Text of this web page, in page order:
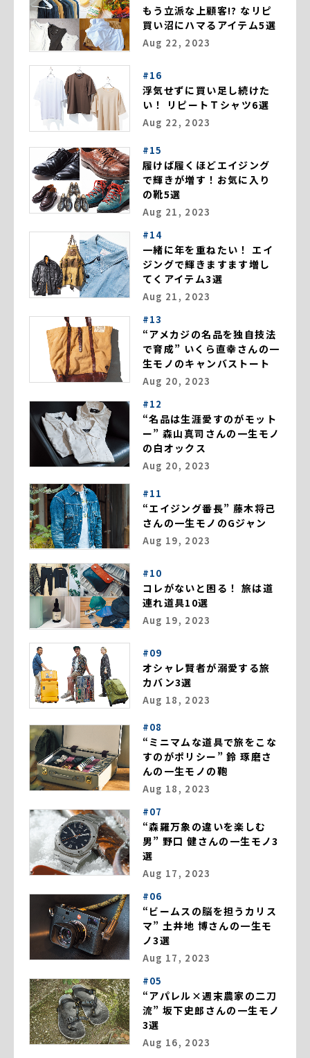
もう立派な上顧客!? なリピ
買い沼にハマるアイテム5選
Aug 22, 2023
#16
浮気せずに買い足し続けた
い！ リピートＴシャツ6選
Aug 22, 2023
#15
履けば履くほどエイジング
で輝きが増す！お気に入り
の靴5選
Aug 21, 2023
#14
一緒に年を重ねたい！ エイ
ジングで輝きますます増し
てくアイテム3選
Aug 21, 2023
#13
“アメカジの名品を独自技法
で育成” いくら直幸さんの一
生モノのキャンバストート
Aug 20, 2023
#12
“名品は生涯愛すのがモット
ー” 森山真司さんの一生モノ
の白オックス
Aug 20, 2023
#11
“エイジング番長” 藤木将己
さんの一生モノのGジャン
Aug 19, 2023
#10
コレがないと困る！ 旅は道
連れ道具10選
Aug 19, 2023
#09
オシャレ賢者が溺愛する旅
カバン3選
Aug 18, 2023
#08
“ミニマムな道具で旅をこな
すのがポリシー” 鈴 琢磨さ
んの一生モノの鞄
Aug 18, 2023
#07
“森羅万象の違いを楽しむ
男” 野口 健さんの一生モノ3
選
Aug 17, 2023
#06
“ビームスの脳を担うカリス
マ” 土井地 博さんの一生モ
ノ3選
Aug 17, 2023
#05
“アパレル×週末農家の二刀
流” 坂下史郎さんの一生モノ
3選
Aug 16, 2023